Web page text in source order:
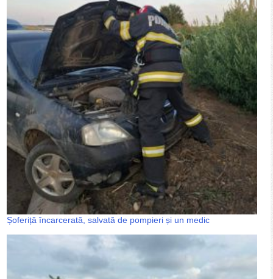
Șoferiță încarcerată, salvată de pompieri și un medic